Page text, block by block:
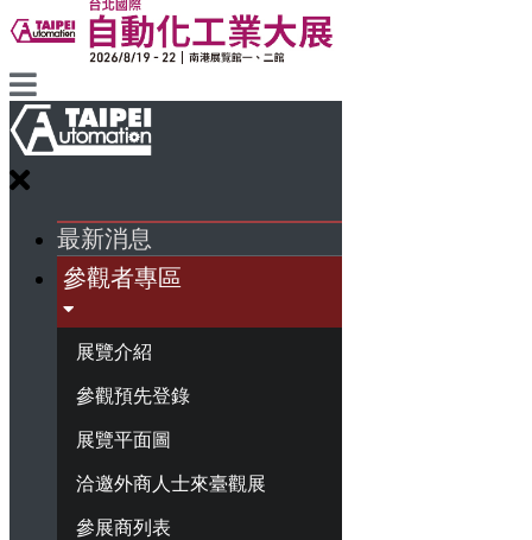
最新消息
參觀者專區
展覽介紹
參觀預先登錄
展覽平面圖
洽邀外商人士來臺觀展
參展商列表